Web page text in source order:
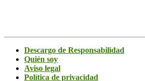
Descargo de Responsabilidad
Quién soy
Aviso legal
Política de privacidad